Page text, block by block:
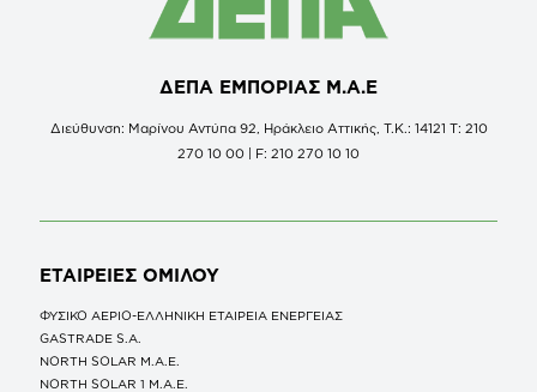
ΔΕΠΑ ΕΜΠΟΡΙΑΣ Μ.Α.Ε
Διεύθυνση: Μαρίνου Αντύπα 92, Ηράκλειο Αττικής, Τ.Κ.: 14121 Τ: 210
270 10 00 | F: 210 270 10 10
ΕΤΑΙΡΕΙΕΣ ΟΜΙΛΟΥ
ΦΥΣΙΚΟ ΑΕΡΙΟ-ΕΛΛΗΝΙΚΗ ΕΤΑΙΡΕΙΑ ΕΝΕΡΓΕΙΑΣ
GASTRADE S.A.
NORTH SOLAR M.Α.Ε.
NORTH SOLAR 1 M.Α.Ε.